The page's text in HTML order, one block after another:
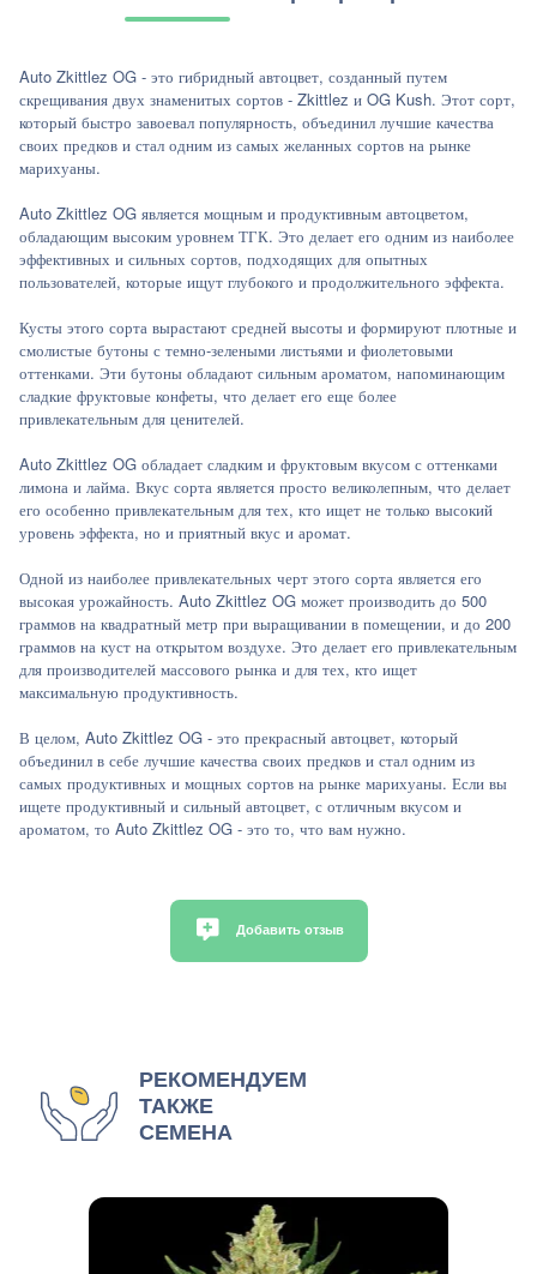
Auto Zkittlez OG - это гибридный автоцвет, созданный путем
скрещивания двух знаменитых сортов - Zkittlez и OG Kush. Этот сорт,
который быстро завоевал популярность, объединил лучшие качества
своих предков и стал одним из самых желанных сортов на рынке
марихуаны.
Auto Zkittlez OG является мощным и продуктивным автоцветом,
обладающим высоким уровнем ТГК. Это делает его одним из наиболее
эффективных и сильных сортов, подходящих для опытных
пользователей, которые ищут глубокого и продолжительного эффекта.
Кусты этого сорта вырастают средней высоты и формируют плотные и
смолистые бутоны с темно-зелеными листьями и фиолетовыми
оттенками. Эти бутоны обладают сильным ароматом, напоминающим
сладкие фруктовые конфеты, что делает его еще более
привлекательным для ценителей.
Auto Zkittlez OG обладает сладким и фруктовым вкусом с оттенками
лимона и лайма. Вкус сорта является просто великолепным, что делает
его особенно привлекательным для тех, кто ищет не только высокий
уровень эффекта, но и приятный вкус и аромат.
Одной из наиболее привлекательных черт этого сорта является его
высокая урожайность. Auto Zkittlez OG может производить до 500
граммов на квадратный метр при выращивании в помещении, и до 200
граммов на куст на открытом воздухе. Это делает его привлекательным
для производителей массового рынка и для тех, кто ищет
максимальную продуктивность.
В целом, Auto Zkittlez OG - это прекрасный автоцвет, который
объединил в себе лучшие качества своих предков и стал одним из
самых продуктивных и мощных сортов на рынке марихуаны. Если вы
ищете продуктивный и сильный автоцвет, с отличным вкусом и
ароматом, то Auto Zkittlez OG - это то, что вам нужно.
Добавить отзыв
РЕКОМЕНДУЕМ
ТАКЖЕ
СЕМЕНА